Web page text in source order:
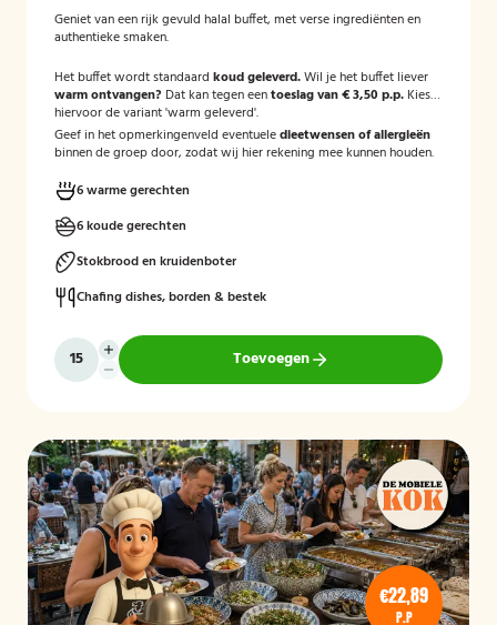
Geniet van een rijk gevuld halal buffet, met verse ingrediënten en
authentieke smaken.
Het buffet wordt standaard koud geleverd.Wil je het buffet liever
warm ontvangen? Dat kan tegen eentoeslag van € 3,50 p.p. Kies
hiervoor de variant 'warm geleverd'.
Geef in het opmerkingenveld eventueledieetwensen of allergieën
binnen de groep door, zodat wij hier rekening mee kunnen houden.
6 warme gerechten
6 koude gerechten
Stokbrood en kruidenboter
Chafing dishes, borden & bestek
Toevoegen
€22,89
P.P